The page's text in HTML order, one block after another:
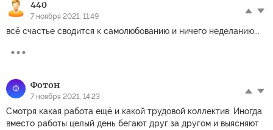
440
7 ноября 2021, 11:49
всё счастье сводится к самолюбованию и ничего неделанию...
Ф Фотон
7 ноября 2021, 14:23
Смотря какая работа ещё и какой трудовой коллектив. Иногда
вместо работы целый день бегают друг за другом и выясняют